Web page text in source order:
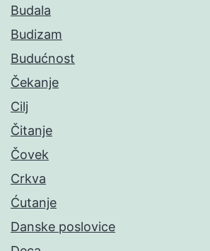
Budala
Budizam
Budućnost
Čekanje
Cilj
Čitanje
Čovek
Crkva
Ćutanje
Danske poslovice